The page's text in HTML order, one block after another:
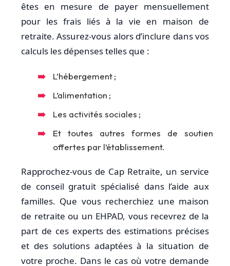
êtes en mesure de payer mensuellement
pour les frais liés à la vie en maison de
retraite. Assurez-vous alors d’inclure dans vos
calculs les dépenses telles que :
L’hébergement ;
L’alimentation ;
Les activités sociales ;
Et toutes autres formes de soutien
offertes par l’établissement.
Rapprochez-vous de Cap Retraite, un service
de conseil gratuit spécialisé dans l’aide aux
familles. Que vous recherchiez une maison
de retraite ou un EHPAD, vous recevrez de la
part de ces experts des estimations précises
et des solutions adaptées à la situation de
votre proche. Dans le cas où votre demande